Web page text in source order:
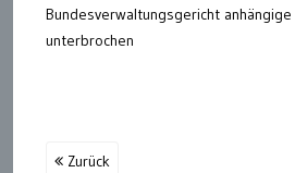
Bundesverwaltungsgericht
unterbrochen
Zurück